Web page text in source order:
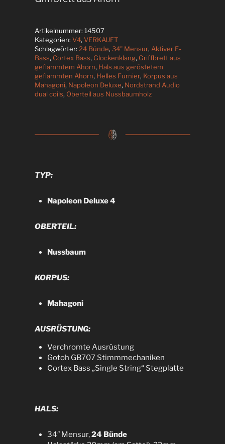
Artikelnummer: 14507
Kategorien: V4, VERKAUFT
Schlagwörter: 24 Bünde, 34" Mensur, Aktiver E-
Bass, Cortex Bass, Glockenklang, Griffbrett aus
geflammtem Ahorn, Hals aus geröstetem
geflammten Ahorn, Helles Furnier, Korpus aus
Mahagoni, Napoleon Deluxe, Nordstrand Audio
dual coils, Oberteil aus Nussbaumholz
TYP:
Napoleon Deluxe 4
OBERTEIL:
Nussbaum
KORPUS:
Mahagoni
AUSRÜSTUNG:
Verchromte Ausrüstung
Gotoh GB707 Stimmmechaniken
Cortex Bass „Single String“ Stegplatte
HALS:
34″ Mensur,24 Bünde